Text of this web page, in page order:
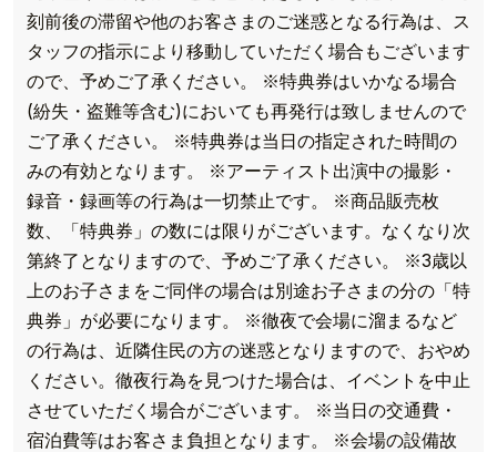
刻前後の滞留や他のお客さまのご迷惑となる行為は、ス
タッフの指示により移動していただく場合もございます
ので、予めご了承ください。 ※特典券はいかなる場合
(紛失・盗難等含む)においても再発行は致しませんので
ご了承ください。 ※特典券は当日の指定された時間の
みの有効となります。 ※アーティスト出演中の撮影・
録音・録画等の行為は一切禁止です。 ※商品販売枚
数、「特典券」の数には限りがございます。なくなり次
第終了となりますので、予めご了承ください。 ※3歳以
上のお子さまをご同伴の場合は別途お子さまの分の「特
典券」が必要になります。 ※徹夜で会場に溜まるなど
の行為は、近隣住民の方の迷惑となりますので、おやめ
ください。徹夜行為を見つけた場合は、イベントを中止
させていただく場合がございます。 ※当日の交通費・
宿泊費等はお客さま負担となります。 ※会場の設備故